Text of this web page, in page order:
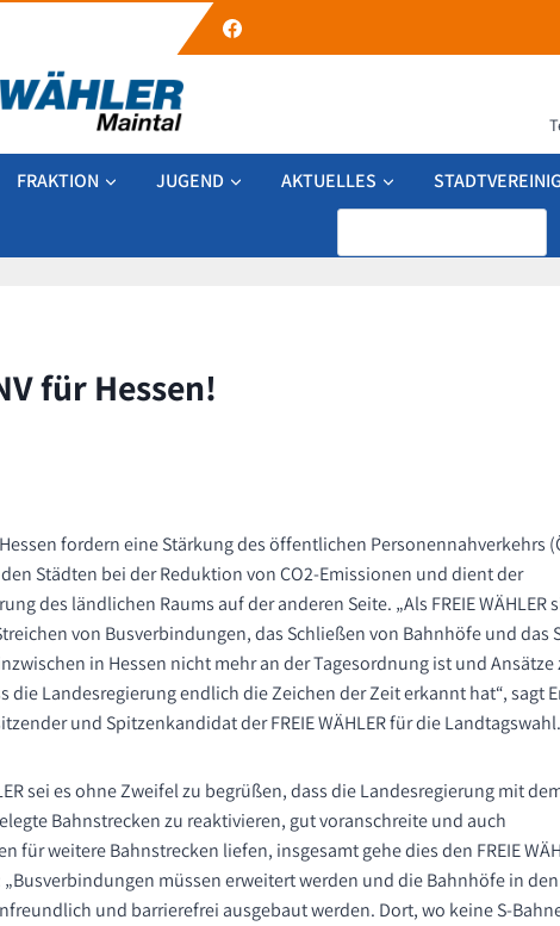
FRAKTION JUGEND AKTUELLES
für Hessen!
Hessen fordern eine Stärkung des öffentlichen Personennahverkehrs
Städten bei der Reduktion von CO2-Emissionen und dient der
des ländlichen Raums auf der anderen Seite. „Als FREIE WÄHLER
von Busverbindungen, das Schließen von Bahnhöfe und das
in Hessen nicht mehr an der Tagesordnung ist und Ansätze
die Landesregierung endlich die Zeichen der Zeit erkannt hat“, sagt
und Spitzenkandidat der FREIE WÄHLER für die Landtagswahl.
sei es ohne Zweifel zu begrüßen, dass die Landesregierung mit
Bahnstrecken zu reaktivieren, gut voranschreite und auch
für weitere Bahnstrecken liefen, insgesamt gehe dies den FREIE
müssen erweitert werden und die Bahnhöfe in den
und barrierefrei ausgebaut werden. Dort, wo keine S-